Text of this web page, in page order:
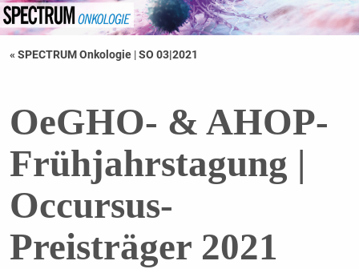
« SPECTRUM Onkologie |SO 03|2021
OeGHO- & AHOP-
Frühjahrstagung |
Occursus-
Preisträger 2021